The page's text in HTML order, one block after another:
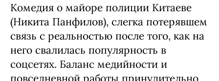
Комедия о майоре полиции Китаеве
(Никита Панфилов), слегка потерявшем
связь с реальностью после того, как на
него свалилась популярность в
соцсетях. Баланс медийности и
повседневной работы принудительно